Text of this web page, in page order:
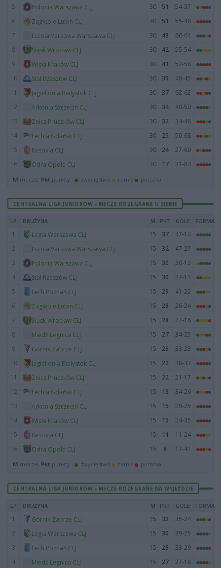
5
Polonia Warszawa CLJ 30 51
54-37
6
Zagłębie Lubin CLJ 30 51
55-48
7
Escola Varsovia Warszawa CLJ 30 48
66-61
8
Śląsk Wrocław CLJ 30 42
55-54
9
Wisła Kraków CLJ 30 41
52-58
10
Stal Rzeszów CLJ 30 39
40-45
11
Jagiellonia Białystok CLJ 30 37
62-62
12
Arkonia Szczecin CLJ 30 34
40-50
13
Znicz Pruszków CLJ 30 32
34-48
14
Lechia Gdańsk CLJ 30 25
50-68
15
Resovia CLJ 30 24
27-60
16
Odra Opole CLJ 30 17 31-84
M mecze, Pkt punkty · zwycięstwo remis porażka
CENTRALNA LIGA JUNIORÓW - MECZE ROZEGRANE U SIEBIE
LP DRUŻYNA M PKT GOLE FORMA
1 Legia Warszawa CLJ 15 37
47-14
2
Escola Varsovia Warszawa CLJ 15 32
47-27
3
Polonia Warszawa CLJ 15 30
30-13
4
Stal Rzeszów CLJ 15 30
27-11
5
Lech Poznań CLJ 15 29
41-22
6
Zagłębie Lubin CLJ 15 28
26-24
7
Śląsk Wrocław CLJ 15 28
27-18
8
Miedź Legnica CLJ 15 27
34-25
9
Górnik Zabrze CLJ 15 26
33-23
10
Jagiellonia Białystok CLJ 15 22
38-33
11
Znicz Pruszków CLJ 15 22
21-17
12
Lechia Gdańsk CLJ 15 18
34-26
13
Arkonia Szczecin CLJ 15 15
20-25
14
Wisła Kraków CLJ 15 15
24-35
15
Resovia CLJ 15 11
11-24
16
Odra Opole CLJ 15 8 17-41
M mecze, Pkt punkty · zwycięstwo remis porażka
CENTRALNA LIGA JUNIORÓW - MECZE ROZEGRANE NA WYJEŹDZIE
LP DRUŻYNA M PKT GOLE FORMA
1 Górnik Zabrze CLJ 15 33
35-24
2
Legia Warszawa CLJ 15 30
39-25
3
Lech Poznań CLJ 15 28
33-29
4
Miedź Legnica CLJ 15 27 27-18